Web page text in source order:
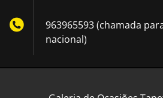
963965593 (chamada
nacional)